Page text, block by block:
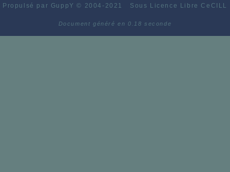
Propulsé par GuppY© 2004-2021 Sous Licence Libre CeCILL
Document généré en 0.18 seconde